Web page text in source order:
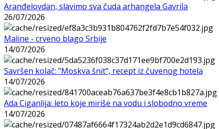
Aranđelovdan, slavimo sva čuda arhangela Gavrila
26/07/2026
Maline - crveno blago Srbije
14/07/2026
Savršen kolač: "Moskva šnit", recept iz čuvenog hotela
14/07/2026
Ada Ciganlija: leto koje miriše na vodu i slobodno vreme
14/07/2026